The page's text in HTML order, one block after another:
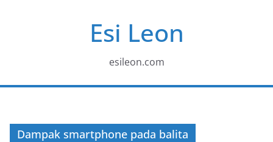
Esi Leon
esileon.com
Dampak smartphone pada balita